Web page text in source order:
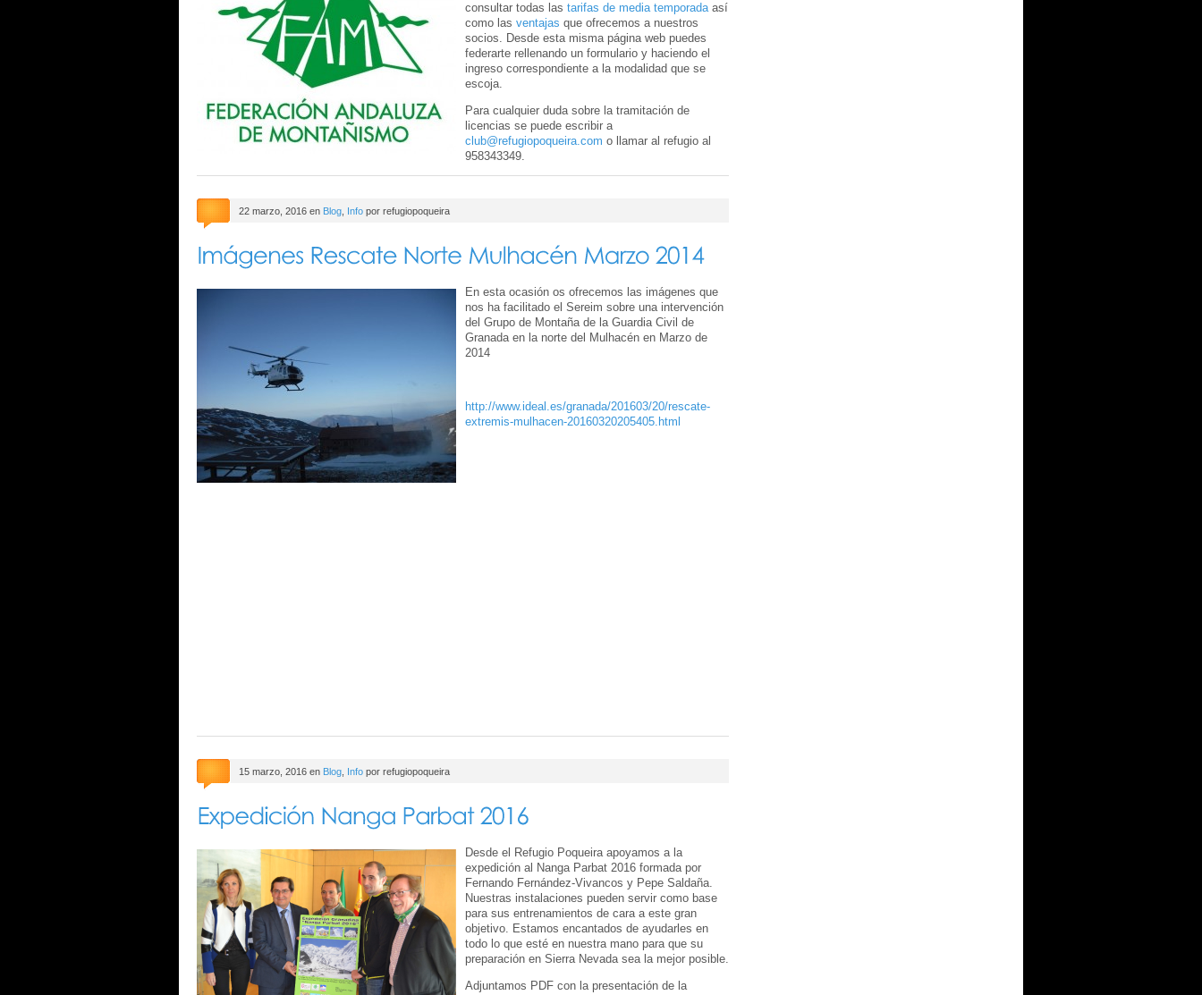
consultar todas las tarifas de media temporadaasí
como las ventajas que ofrecemos a nuestros
socios. Desde esta misma página web puedes
federarte rellenando un formulario y haciendo el
ingreso correspondiente a la modalidad que se
escoja.
Para cualquier duda sobre la tramitación de
licencias se puede escribir a
club@refugiopoqueira.com o llamar al refugio al
958343349.
22 marzo, 2016 en Blog Info por refugiopoqueira
En esta ocasión os ofrecemos las imágenes que
nos ha facilitado el Sereim sobre una intervención
del Grupo de Montaña de la Guardia Civil de
Granada en la norte del Mulhacén en Marzo de
2014
http://www.ideal.es/granada/201603/20/rescate-
extremis-mulhacen-20160320205405.html
15 marzo, 2016 en Blog Info por refugiopoqueira
Desde el Refugio Poqueira apoyamos a la
expedición al Nanga Parbat 2016 formada por
Fernando Fernández-Vivancos y Pepe Saldaña.
Nuestras instalaciones pueden servir como base
para sus entrenamientos de cara a este gran
objetivo. Estamos encantados de ayudarles en
todo lo que esté en nuestra mano para que su
preparación en Sierra Nevada sea la mejor posible.
Adjuntamos PDF con la presentación de la